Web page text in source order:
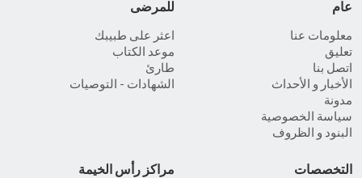
عام
معلومات عنا
تعليق
اتصل بنا
الأخبار و الأحداث
مدونة
سياسة الخصوصية
البنود و الظروف
للمرضى
اعثر على طبيبك
موعد الكتاب
طارئ
الشهادات - التوصيات
التخصصات مراكز رأس الخيمة